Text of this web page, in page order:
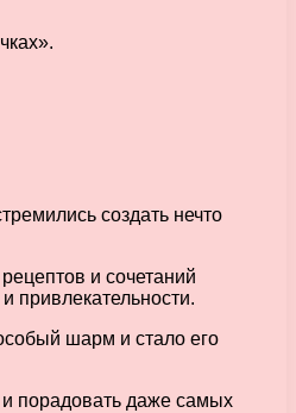
создать нечто
и сочетаний
привлекательности.
шарм и стало его
порадовать даже самых